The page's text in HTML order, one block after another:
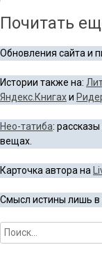
Почитать
Обновления сайта и
Истории также на:
Яндекс.Книгахи
Нео-татиба:
вещах.
Карточка автора на
Смысл истины лишь в